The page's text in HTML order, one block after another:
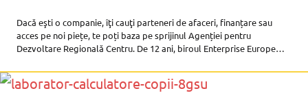
Dacă eşti o companie, îţi cauţi parteneri de afaceri, finanțare sau
acces pe noi piețe, te poți baza pe sprijinul Agenției pentru
Dezvoltare Regională Centru. De 12 ani, biroul Enterprise Europe